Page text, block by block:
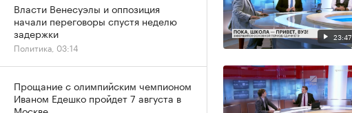
23:47
Власти Венесуэлы и оппозиция
начали переговоры спустя неделю
задержки
Политика, 03:14
Прощание с олимпийским чемпионом
Иваном Едешко пройдет 7 августа в